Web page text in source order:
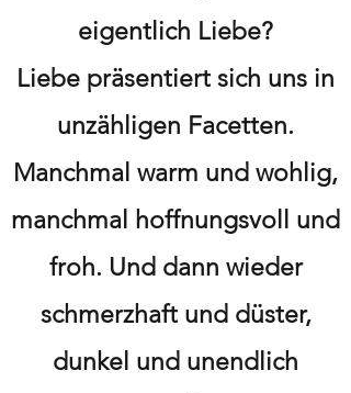
eigentlich Liebe?
Liebe präsentiert sich uns in
unzähligen Facetten.
Manchmal warm und wohlig,
manchmal hoffnungsvoll und
froh. Und dann wieder
schmerzhaft und düster,
dunkel und unendlich